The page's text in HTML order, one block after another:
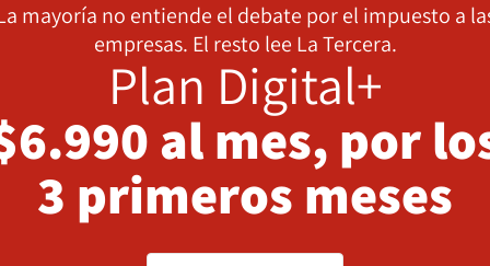
mayoría no entiende el debate por el impuesto a
empresas. El resto lee La Tercera.
Plan Digital+
al mes, por
3 primeros meses